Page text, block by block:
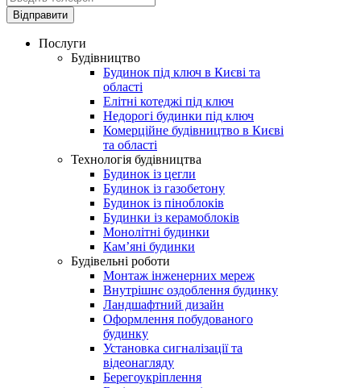
Послуги
Будівництво
Будинок під ключ в Києві та
області
Елітні котеджі під ключ
Недорогі будинки під ключ
Комерційне будівництво в Києві
та області
Технологія будівництва
Будинок із цегли
Будинок із газобетону
Будинок із піноблоків
Будинки із керамоблоків
Монолітні будинки
Кам’яні будинки
Будівельні роботи
Монтаж інженерних мереж
Внутрішнє оздоблення будинку
Ландшафтний дизайн
Оформлення побудованого
будинку
Установка сигналізації та
відеонагляду
Берегоукріплення